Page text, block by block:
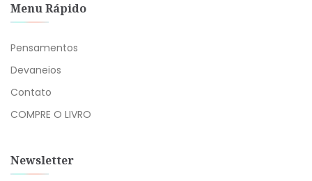
Menu Rápido
Pensamentos
Devaneios
Contato
COMPRE O LIVRO
Newsletter